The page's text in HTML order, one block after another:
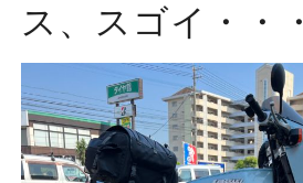
ス、スゴイ・・・